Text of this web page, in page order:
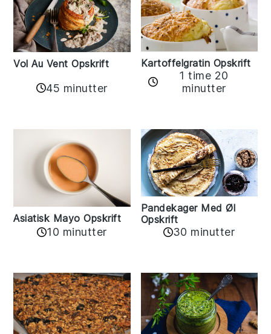
Vol Au Vent Opskrift
45 minutter
Kartoffelgratin Opskrift
1 time 20
minutter
Asiatisk Mayo Opskrift
10 minutter
Pandekager Med Øl
Opskrift
30 minutter